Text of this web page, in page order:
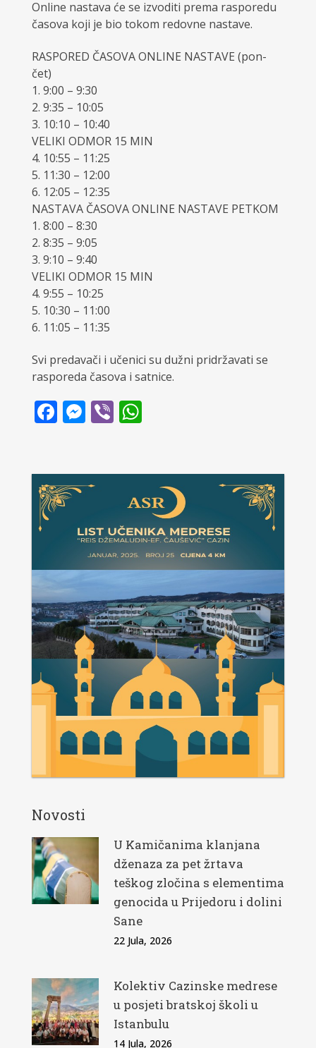
Online nastava će se izvoditi prema rasporedu
časova koji je bio tokom redovne nastave.
RASPORED ČASOVA ONLINE NASTAVE (pon-
čet)
1. 9:00 – 9:30
2. 9:35 – 10:05
3. 10:10 – 10:40
VELIKI ODMOR 15 MIN
4. 10:55 – 11:25
5. 11:30 – 12:00
6. 12:05 – 12:35
NASTAVA ČASOVA ONLINE NASTAVE PETKOM
1. 8:00 – 8:30
2. 8:35 – 9:05
3. 9:10 – 9:40
VELIKI ODMOR 15 MIN
4. 9:55 – 10:25
5. 10:30 – 11:00
6. 11:05 – 11:35
Svi predavači i učenici su dužni pridržavati se
rasporeda časova i satnice.
Facebook
Messenger
ViberWhatsApp
Novosti
U Kamičanima klanjana
dženaza za pet žrtava
teškog zločina s elementima
genocida u Prijedoru i dolini
Sane
22 Jula, 2026
Kolektiv Cazinske medrese
u posjeti bratskoj školi u
Istanbulu
14 Jula, 2026